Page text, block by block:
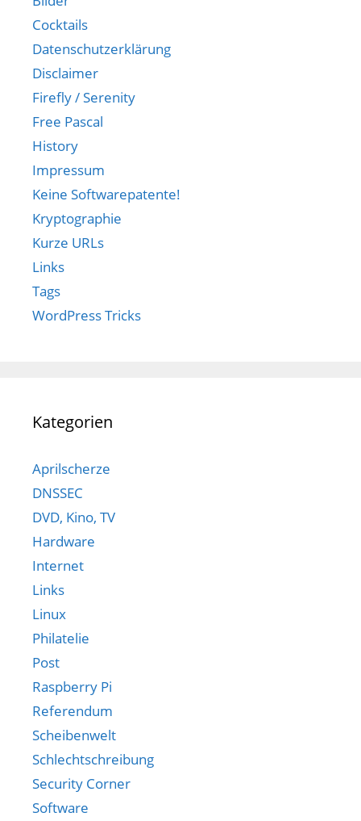
Cocktails
Datenschutzerklärung
Disclaimer
Firefly / Serenity
Free Pascal
History
Impressum
Keine Softwarepatente!
Kryptographie
Kurze URLs
Links
Tags
WordPress Tricks
Kategorien
Aprilscherze
DNSSEC
DVD, Kino, TV
Hardware
Internet
Links
Linux
Philatelie
Post
Raspberry Pi
Referendum
Scheibenwelt
Schlechtschreibung
Security Corner
Software